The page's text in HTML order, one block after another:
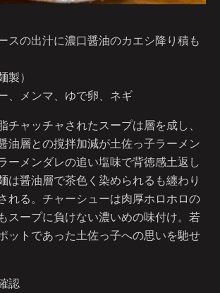
スの出汁に濃口醤油のカエシ降り積も
製）
、メンマ、ゆで卵、ネギ
チャッチャされたスープは層を成し、
油層との撹拌加減が土佐っ子ラーメン
ーメンダレの追い塩味で背徳感土返し
は醤油層で茶色く染められるも纏わり
れる。チャーシューは肉厚ホロホロの
スープに負けない濃いめの味付け。若
ットであった土佐っ子への思いを馳せ
認